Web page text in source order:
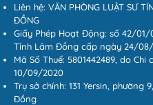
Liên hệ: VĂN PHÒNG LUẬT SƯ
ĐỒNG
Giấy Phép Hoạt Động: số 42/
Tỉnh Lâm Đồng cấp ngày 24/
Mã Số Thuế: 5801442489, do
10/09/2020
Trụ sở chính: 131 Yersin,
Đồng